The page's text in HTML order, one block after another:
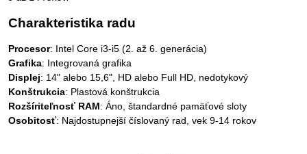
Charakteristika radu
Procesor: Intel Core i3-i5 (2. až 6. generácia)
Grafika: Integrovaná grafika
Displej: 14" alebo 15,6", HD alebo Full HD, nedotykový
Konštrukcia: Plastová konštrukcia
Rozšíriteľnosť RAM: Áno, štandardné pamäťové sloty
Osobitosť: Najdostupnejší číslovaný rad, vek 9-14 rokov